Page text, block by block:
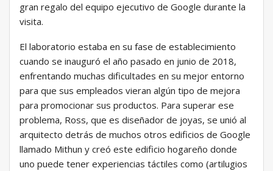
gran regalo del equipo ejecutivo de Google durante la
visita.
El laboratorio estaba en su fase de establecimiento
cuando se inauguró el año pasado en junio de 2018,
enfrentando muchas dificultades en su mejor entorno
para que sus empleados vieran algún tipo de mejora
para promocionar sus productos. Para superar ese
problema, Ross, que es diseñador de joyas, se unió al
arquitecto detrás de muchos otros edificios de Google
llamado Mithun y creó este edificio hogareño donde
uno puede tener experiencias táctiles como (artilugios